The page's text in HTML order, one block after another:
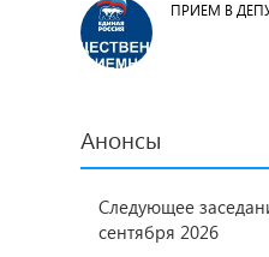
ПРИЕМ В
Анонсы
Следующее
сентября 2026